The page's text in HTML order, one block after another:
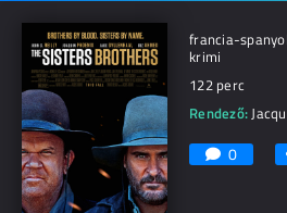
francia-
krimi
122 perc
Rendező:
0